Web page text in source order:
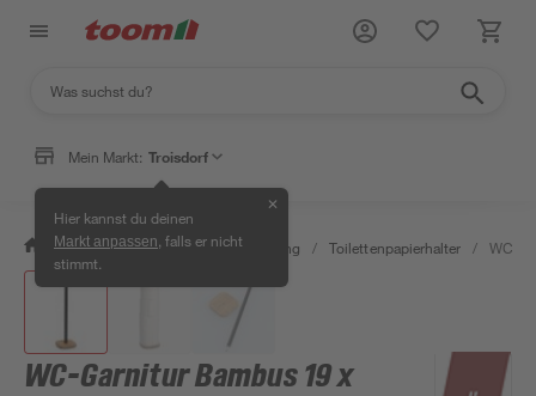
Mein Markt: Troisdorf
Hier kannst du deinen
Markt anpassen , falls er nicht
stimmt.
✕
/ Bad & Sanitär / Bad-Ausstattung / Toilettenpapierhalter / WC-
WC-Garnitur Bambus 19 x